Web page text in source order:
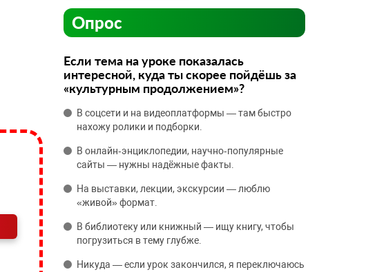
Опрос
Если тема на уроке показалась
интересной, куда ты скорее пойдёшь за
«культурным продолжением»?
В соцсети и на видеоплатформы — там быстро
нахожу ролики и подборки.
В онлайн‑энциклопедии, научно‑популярные
сайты — нужны надёжные факты.
На выставки, лекции, экскурсии — люблю
«живой» формат.
В библиотеку или книжный — ищу книгу, чтобы
погрузиться в тему глубже.
Никуда — если урок закончился, я переключаюсь